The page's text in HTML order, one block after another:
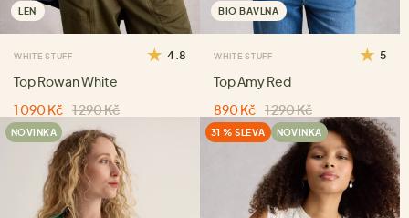
LEN
WHITE STUFF 4.8
Top Rowan White
1 090 Kč 1 290 Kč
BIO BAVLNA
WHITE STUFF 5
Top Amy Red
890 Kč 1 290 Kč
NOVINKA 31 % SLEVA NOVINKA